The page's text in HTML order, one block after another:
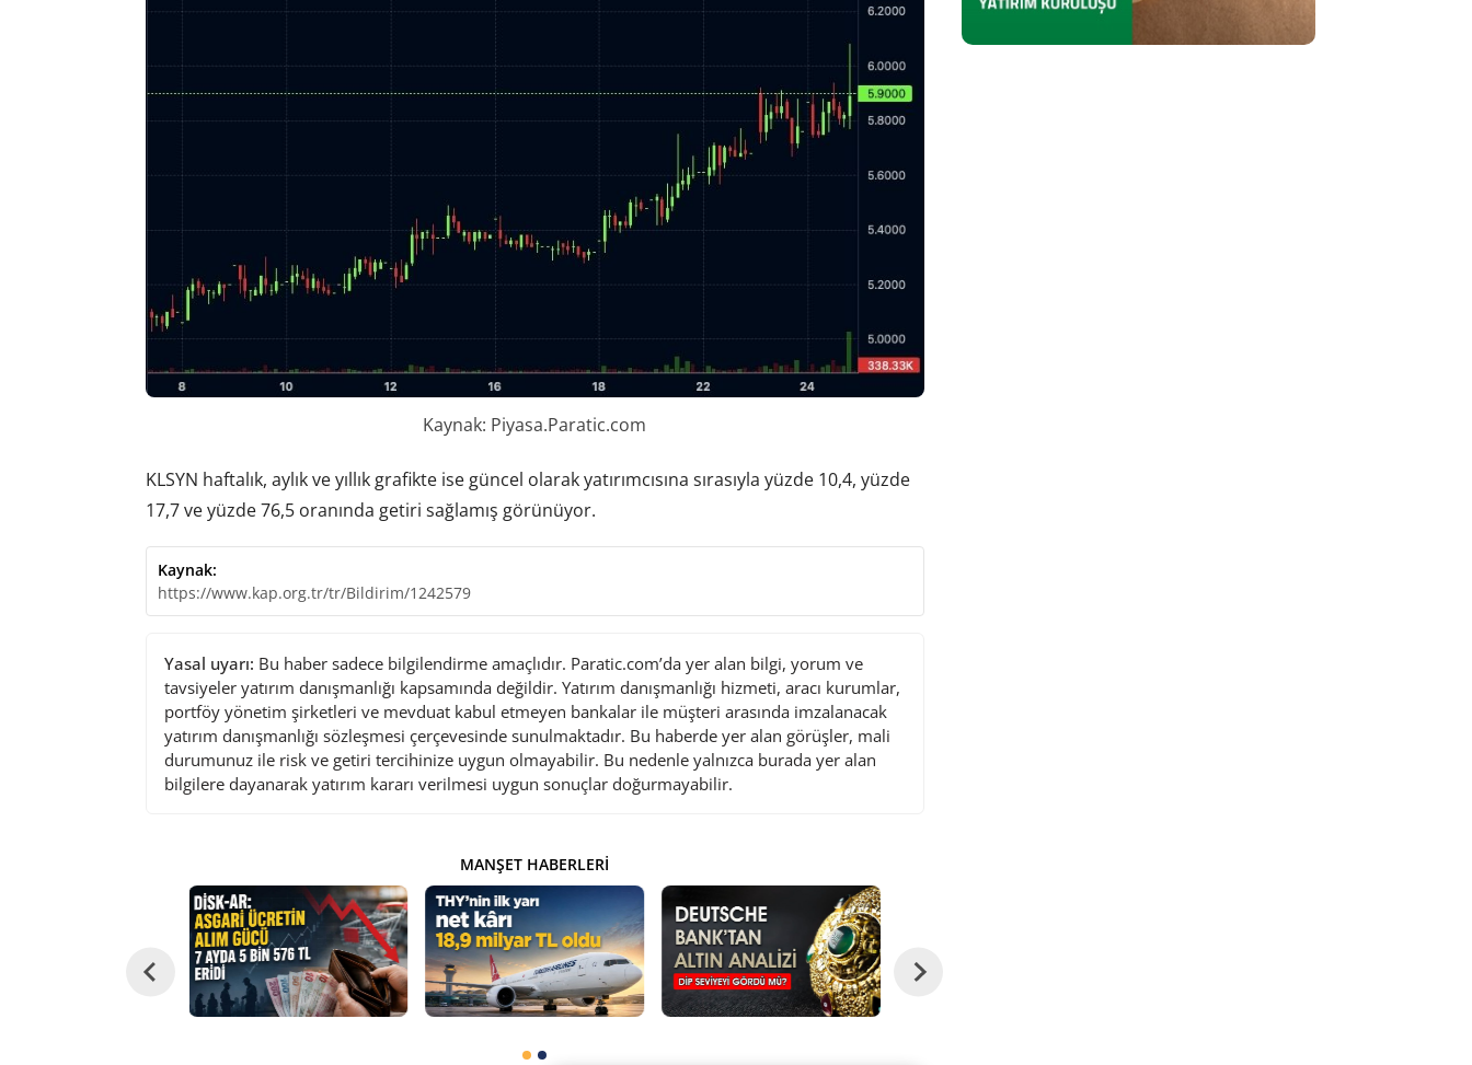
Kaynak: Piyasa.Paratic.com
KLSYN haftalık, aylık ve yıllık grafikte ise güncel olarak yatırımcısına sırasıyla yüzde 10,4, yüzde
17,7 ve yüzde 76,5 oranında getiri sağlamış görünüyor.
Kaynak:
https://www.kap.org.tr/tr/Bildirim/1242579
Yasal uyarı: Bu haber sadece bilgilendirme amaçlıdır. Paratic.com’da yer alan bilgi, yorum ve
tavsiyeler yatırım danışmanlığı kapsamında değildir. Yatırım danışmanlığı hizmeti, aracı kurumlar,
portföy yönetim şirketleri ve mevduat kabul etmeyen bankalar ile müşteri arasında imzalanacak
yatırım danışmanlığı sözleşmesi çerçevesinde sunulmaktadır. Bu haberde yer alan görüşler, mali
durumunuz ile risk ve getiri tercihinize uygun olmayabilir. Bu nedenle yalnızca burada yer alan
bilgilere dayanarak yatırım kararı verilmesi uygun sonuçlar doğurmayabilir.
MANŞET HABERLERI